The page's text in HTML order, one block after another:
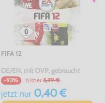
FIFA 12
DE/EN, mit OVP, gebraucht
-93% bisher 5,99 €
jetzt nur0,40 €